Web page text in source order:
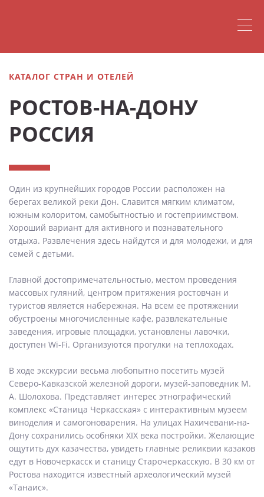
КАТАЛОГ СТРАН И ОТЕЛЕЙ
РОСТОВ-НА-ДОНУ
РОССИЯ
Один из крупнейших городов России расположен на
берегах великой реки Дон. Славится мягким климатом,
южным колоритом, самобытностью и гостеприимством.
Хороший вариант для активного и познавательного
отдыха. Развлечения здесь найдутся и для молодежи, и для
семей с детьми.
Главной достопримечательностью, местом проведения
массовых гуляний, центром притяжения ростовчан и
туристов является набережная. На всем ее протяжении
обустроены многочисленные кафе, развлекательные
заведения, игровые площадки, установлены лавочки,
доступен Wi-Fi. Организуются прогулки на теплоходах.
В ходе экскурсии весьма любопытно посетить музей
Северо-Кавказской железной дороги, музей-заповедник М.
А. Шолохова. Представляет интерес этнографический
комплекс «Станица Черкасская» с интерактивным музеем
виноделия и самогоноварения. На улицах Нахичевани-на-
Дону сохранились особняки XIX века постройки. Желающие
ощутить дух казачества, увидеть главные реликвии казаков
едут в Новочеркасск и станицу Старочеркасскую. В 30 км от
Ростова находится известный археологический музей
«Танаис».